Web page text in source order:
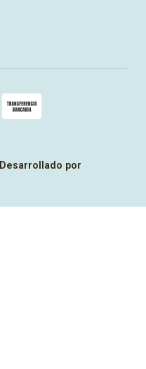
Desarrollado por